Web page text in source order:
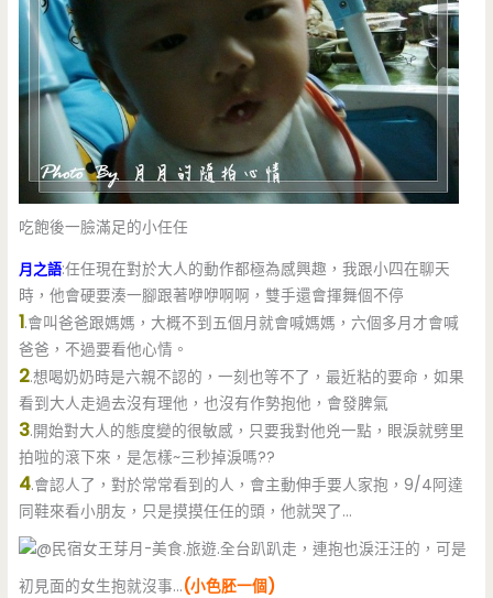
吃飽後一臉滿足的小任任
月之語:任任現在對於大人的動作都極為感興趣，我跟小四在聊天
時，他會硬要湊一腳跟著咿咿啊啊，雙手還會揮舞個不停
1.會叫爸爸跟媽媽，大概不到五個月就會喊媽媽，六個多月才會喊
爸爸，不過要看他心情。
2.想喝奶奶時是六親不認的，一刻也等不了，最近粘的要命，如果
看到大人走過去沒有理他，也沒有作勢抱他，會發脾氣
3.開始對大人的態度變的很敏感，只要我對他兇一點，眼淚就劈里
拍啦的滾下來，是怎樣~三秒掉淚嗎??
4.會認人了，對於常常看到的人，會主動伸手要人家抱，9/4阿達
同鞋來看小朋友，只是摸摸任任的頭，他就哭了…
，連抱也淚汪汪的，可是
初見面的女生抱就沒事…(小色胚一個)